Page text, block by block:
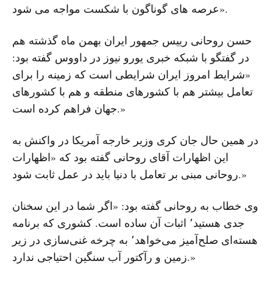
عرصه های گوناگون با شکست مواجه می شود».
حسن روحانی رییس جمهور ایران بهمن ماه گذشته هم
در گفتگو با شبکه خبری یورو نیوز در داووس گفته بود:
«شرایط امروز ایران شرایطی است که زمینه را برای
تعامل بیشتر هم با کشورهای منطقه و هم با کشورهای
جهان فراهم کرده است.»
در همین حال جان کری وزیر خارجه آمریکا در واکنش به
این اظهارات آقای روحانی گفته بود که «اظهارات
روحانی مبنی بر تعامل با دنیا باید در عمل ثابت شود.»
وی خطاب به روحانی گفته بود: «اگر شما در این سخنان
جدی هستید٬ اثبات آن ساده است. کشوری که برنامه
هسته‌ای صلح‌آمیز می‌خواهد٬ به چرخه غنی‌سازی در زیر
زمین و رآکتور آب سنگین احتیاجی ندارد.»